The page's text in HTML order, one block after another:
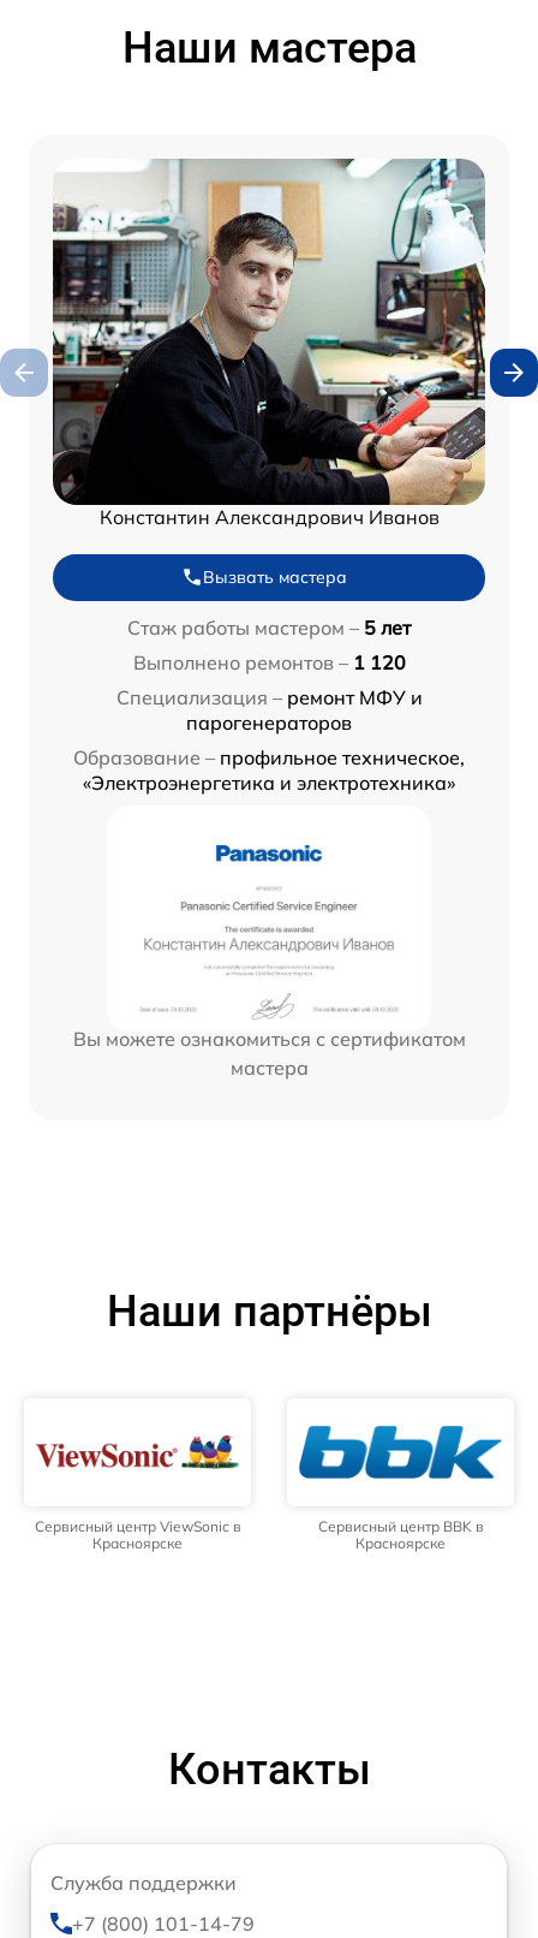
Наши мастера
Константин Александрович Иванов
Вызвать мастера
Стаж работы мастером – 5 лет
Выполнено ремонтов – 1 120
Специализация – ремонт МФУ и
парогенераторов
Образование – профильное техническое,
«Электроэнергетика и электротехника»
Вы можете ознакомиться с сертификатом
мастера
Наши партнёры
Сервисный центр ViewSonic в
Красноярске
Сервисный центр BBK в
Красноярске
Контакты
Служба поддержки
+7 (800) 101-14-79